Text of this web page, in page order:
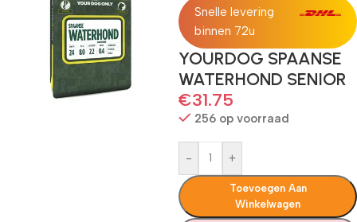
Snelle levering
binnen 72u
YOURDOG SPAANSE
WATERHOND SENIOR
€31.75
256 op voorraad
- +
Toevoegen Aan
Winkelwagen